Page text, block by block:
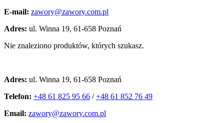
E-mail: zawory@zawory.com.pl
Adres: ul. Winna 19, 61-658 Poznań
Nie znaleziono produktów, których szukasz.
Adres: ul. Winna 19, 61-658 Poznań
Telefon: +48 61 825 95 66 /+48 61 852 76 49
Email: zawory@zawory.com.pl